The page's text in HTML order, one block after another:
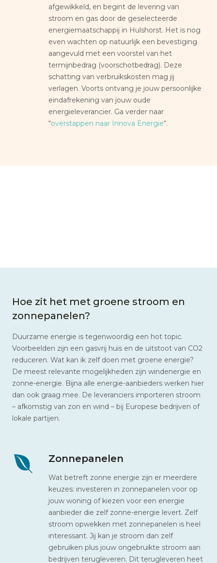
afgewikkeld, en begint de levering van
stroom en gas door de geselecteerde
energiemaatschappij in Hulshorst. Het is nog
even wachten op natuurlijk een bevestiging
aangevuld met een voorstel van het
termijnbedrag (voorschotbedrag). Deze
schatting van verbruikskosten mag jij
verlagen. Voorts ontvang je jouw persoonlijke
eindafrekening van jouw oude
energieleverancier. Ga verder naar
“overstappen naar Innova Energie“.
Hoe zit het met groene stroom en
zonnepanelen?
Duurzame energie is tegenwoordig een hot topic.
Voorbeelden zijn een gasvrij huis en de uitstoot van CO2
reduceren. Wat kan ik zelf doen met groene energie?
De meest relevante mogelijkheden zijn windenergie en
zonne-energie. Bijna alle energie-aanbieders werken hier
dan ook graag mee. De leveranciers importeren stroom
– afkomstig van zon en wind – bij Europese bedrijven of
lokale partijen.
Zonnepanelen
Wat betreft zonne energie zijn er meerdere
keuzes: investeren in zonnepanelen voor op
jouw woning of kiezen voor een energie
aanbieder die zelf zonne-energie levert. Zelf
stroom opwekken met zonnepanelen is heel
interessant. Jij kan je stroom dan zelf
gebruiken plus jouw ongebruikte stroom aan
bedrijven terugleveren. Dit terugleveren heet